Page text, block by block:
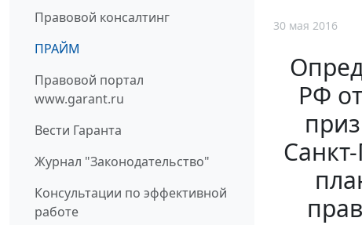
Правовой консалтинг
ПРАЙМ
Правовой портал
www.garant.ru
Вести Гаранта
Журнал "Законодательство"
Консультации по эффективной
работе
30 мая 2016
РФ